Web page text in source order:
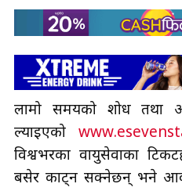
लामो समयको शोध तथा
ल्याइएको
विश्वभरका वायुसेवाका
बसेर काट्न सक्नेछन् भने